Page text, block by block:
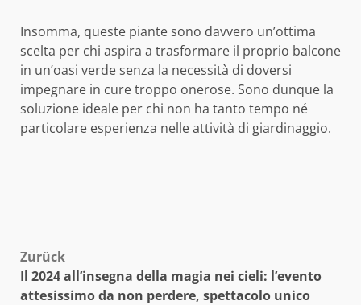
Insomma, queste piante sono davvero un’ottima
scelta per chi aspira a trasformare il proprio balcone
in un’oasi verde senza la necessità di doversi
impegnare in cure troppo onerose. Sono dunque la
soluzione ideale per chi non ha tanto tempo né
particolare esperienza nelle attività di giardinaggio.
Beitragsnavigation
Zurück
Il 2024 all’insegna della magia nei cieli: l’evento
attesissimo da non perdere, spettacolo unico